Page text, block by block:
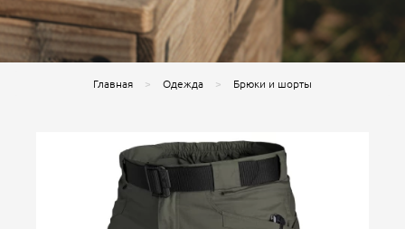
Главная Одежда Брюки и шорты